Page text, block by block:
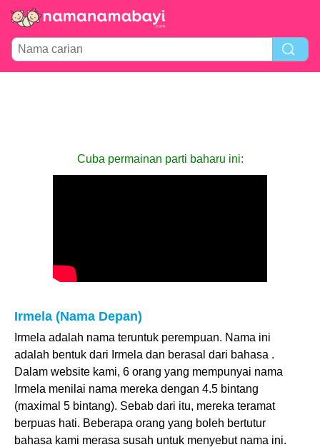
Cuba permainan parti baharu ini:
Irmela (Nama Depan)
Irmela adalah nama teruntuk perempuan. Nama ini
adalah bentuk dari Irmela dan berasal dari bahasa .
Dalam website kami, 6 orang yang mempunyai nama
Irmela menilai nama mereka dengan 4.5 bintang
(maximal 5 bintang). Sebab dari itu, mereka teramat
berpuas hati. Beberapa orang yang boleh bertutur
bahasa kami merasa susah untuk menyebut nama ini.